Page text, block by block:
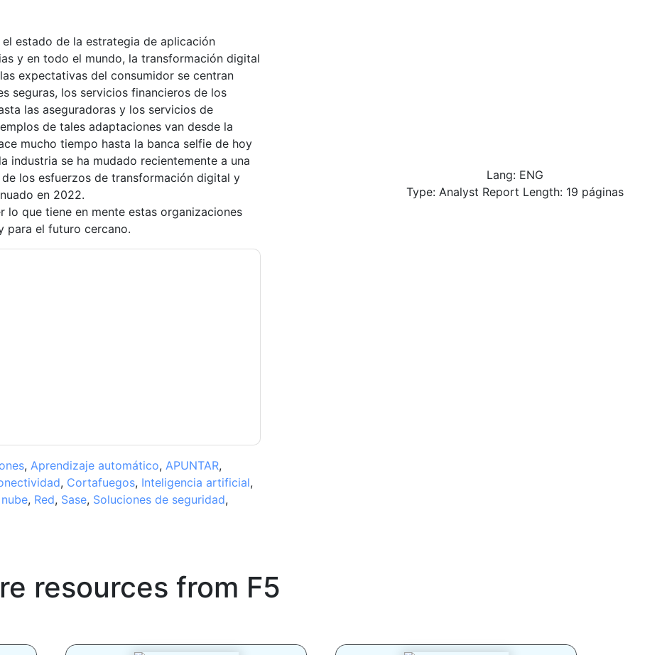
estado de la estrategia de aplicación
y en todo el mundo, la transformación digital
expectativas del consumidor se centran
seguras, los servicios financieros de los
las aseguradoras y los servicios de
de tales adaptaciones van desde la
mucho tiempo hasta la banca selfie de hoy
industria se ha mudado recientemente a una
los esfuerzos de transformación digital y
en 2022.
lo que tiene en mente estas organizaciones
para el futuro cercano.
, Aprendizaje automático, APUNTAR,
, Cortafuegos, Inteligencia artificial,
, Red, Sase, Soluciones de seguridad,
Lang: ENG
Type: Analyst Report Length: 19 páginas
resources from F5